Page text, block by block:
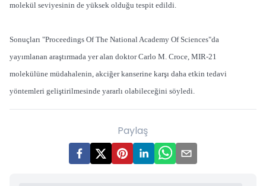
molekül seviyesinin de yüksek olduğu tespit edildi.
Sonuçları "Proceedings Of The National Academy Of Sciences"da
yayımlanan araştırmada yer alan doktor Carlo M. Croce, MIR-21
molekülüne müdahalenin, akciğer kanserine karşı daha etkin tedavi
yöntemleri geliştirilmesinde yararlı olabileceğini söyledi.
Paylaş